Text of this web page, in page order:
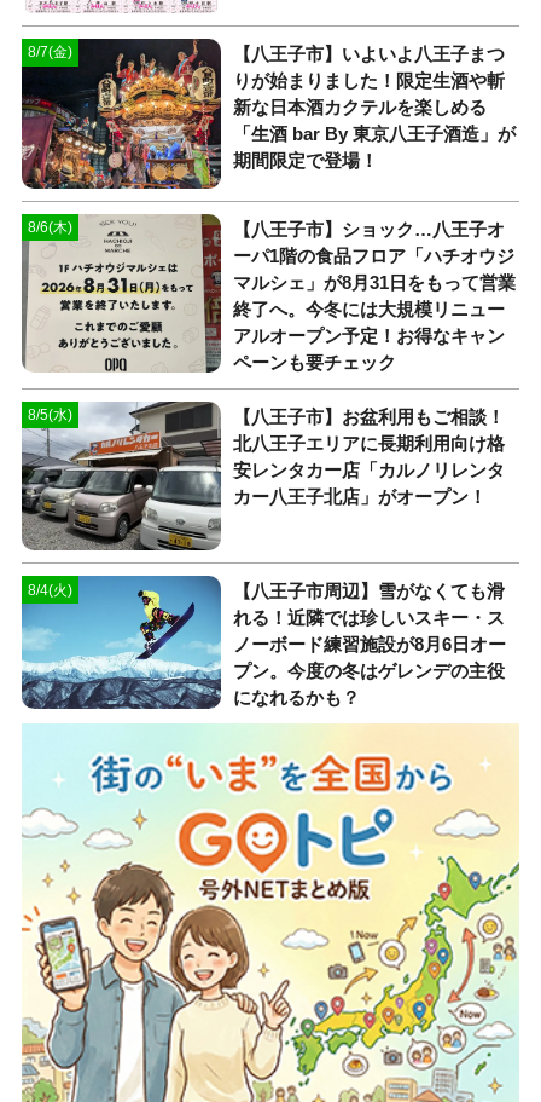
8/7(金)
【八王子市】いよいよ八王子まつ
りが始まりました！限定生酒や斬
新な日本酒カクテルを楽しめる
「生酒 bar By 東京八王子酒造」が
期間限定で登場！
8/6(木)
【八王子市】ショック…八王子オ
ーパ1階の食品フロア「ハチオウジ
マルシェ」が8月31日をもって営業
終了へ。今冬には大規模リニュー
アルオープン予定！お得なキャン
ペーンも要チェック
8/5(水)
【八王子市】お盆利用もご相談！
北八王子エリアに長期利用向け格
安レンタカー店「カルノリレンタ
カー八王子北店」がオープン！
8/4(火)
【八王子市周辺】雪がなくても滑
れる！近隣では珍しいスキー・ス
ノーボード練習施設が8月6日オー
プン。今度の冬はゲレンデの主役
になれるかも？